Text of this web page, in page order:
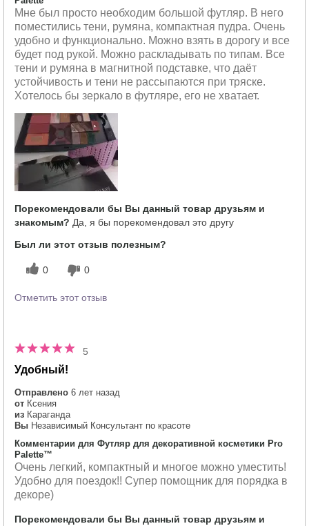
Мне был просто необходим большой футляр. В него
поместились тени, румяна, компактная пудра. Очень
удобно и функционально. Можно взять в дорогу и все
будет под рукой. Можно раскладывать по типам. Все
тени и румяна в магнитной подставке, что даёт
устойчивость и тени не рассыпаются при тряске.
Хотелось бы зеркало в футляре, его не хватает.
Порекомендовали бы Вы данный товар друзьям и
знакомым? Да, я бы порекомендовал это другу
Был ли этот отзыв полезным?
0 0
Отметить этот отзыв
5
Удобный!
Отправлено 6 лет назад
от Ксения
из Караганда
Вы Независимый Консультант по красоте
Комментарии для Футляр для декоративной косметики Pro
Palette™
Очень легкий, компактный и многое можно уместить!
Удобно для поездок!! Супер помощник для порядка в
декоре)
Порекомендовали бы Вы данный товар друзьям и